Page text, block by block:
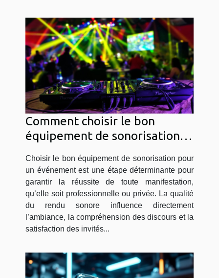
Comment choisir le bon
équipement de sonorisation
Choisir le bon équipement de sonorisation pour
un événement est une étape déterminante pour
garantir la réussite de toute manifestation,
qu’elle soit professionnelle ou privée. La qualité
du rendu sonore influence directement
l’ambiance, la compréhension des discours et la
satisfaction des invités...